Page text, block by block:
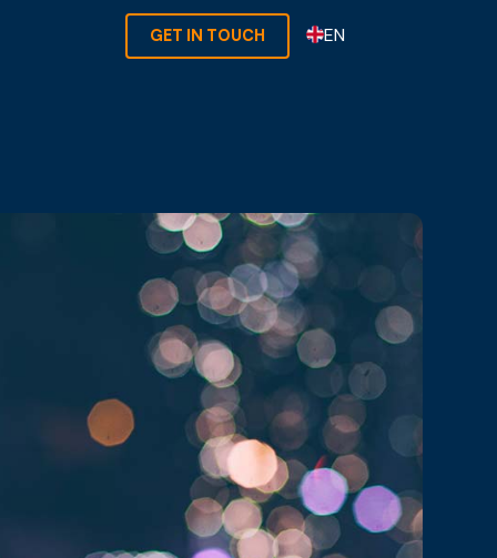
GET IN TOUCH EN